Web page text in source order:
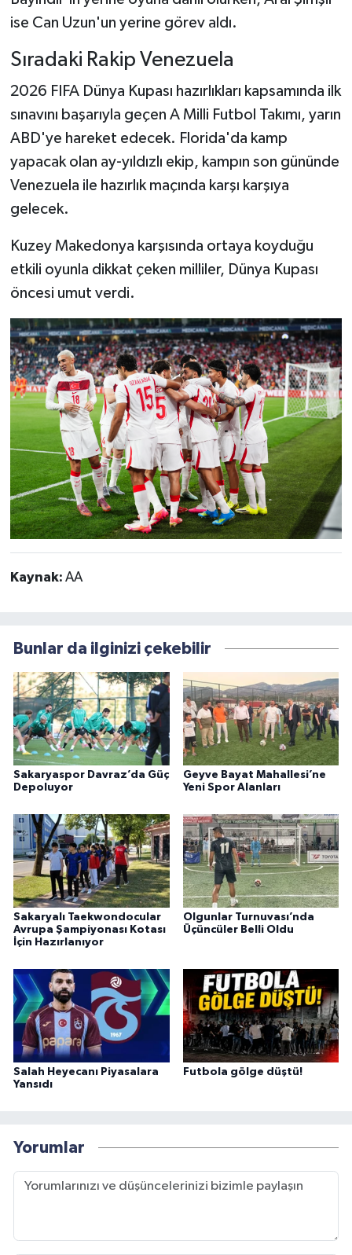
ise Can Uzun'un yerine görev aldı.
Sıradaki Rakip Venezuela
2026 FIFA Dünya Kupası hazırlıkları kapsamında ilk
sınavını başarıyla geçen A Milli Futbol Takımı, yarın
ABD'ye hareket edecek. Florida'da kamp
yapacak olan ay-yıldızlı ekip, kampın son gününde
Venezuela ile hazırlık maçında karşı karşıya
gelecek.
Kuzey Makedonya karşısında ortaya koyduğu
etkili oyunla dikkat çeken milliler, Dünya Kupası
öncesi umut verdi.
Kaynak: AA
Bunlar da ilginizi çekebilir
Sakaryaspor Davraz’da Güç
Depoluyor
Geyve Bayat Mahallesi’ne
Yeni Spor Alanları
Sakaryalı Taekwondocular
Avrupa Şampiyonası Kotası
İçin Hazırlanıyor
Olgunlar Turnuvası’nda
Üçüncüler Belli Oldu
Salah Heyecanı Piyasalara
Yansıdı
Futbola gölge düştü!
Yorumlar